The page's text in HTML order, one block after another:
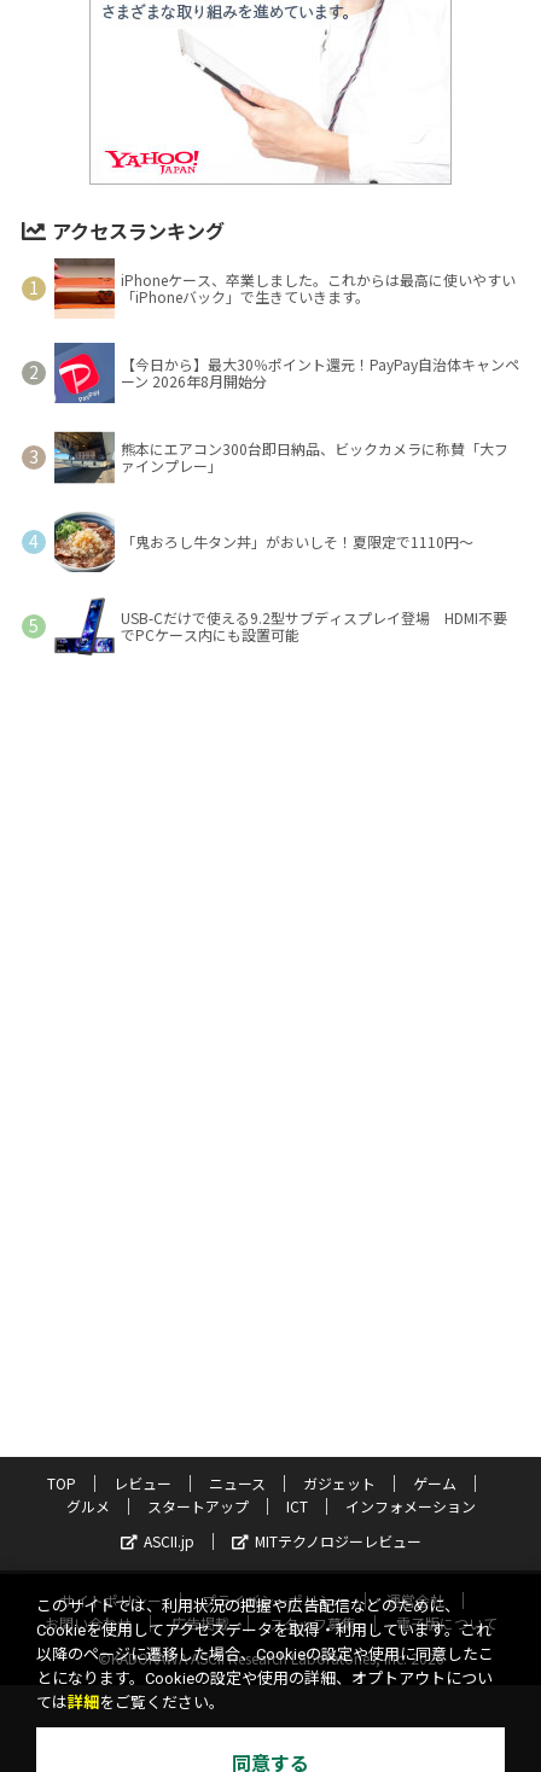
アクセスランキング
iPhoneケース、卒業しました。これからは最高に使いやすい
「iPhoneバック」で生きていきます。
【今日から】最大30％ポイント還元！PayPay自治体キャンペ
ーン 2026年8月開始分
熊本にエアコン300台即日納品、ビックカメラに称賛「大フ
ァインプレー」
「鬼おろし牛タン丼」がおいしそ！夏限定で1110円～
USB-Cだけで使える9.2型サブディスプレイ登場 HDMI不要
でPCケース内にも設置可能
TOP レビュー ニュース ガジェット
ゲーム
グルメ
スタートアップ ICT
インフォメーション
ASCII.jp
MITテクノロジーレビュー
サイトポリシー プライバシーポリシー
運営会社
お問い合わせ
広告掲載 スタッフ募集
電子版について
©KADOKAWA ASCII Research Laboratories, Inc. 2026
このサイトでは、利用状況の把握や広告配信などのために、
Cookieを使用してアクセスデータを取得・利用しています。これ
以降のページに遷移した場合、Cookieの設定や使用に同意したこ
とになります。Cookieの設定や使用の詳細、オプトアウトについ
ては詳細 をご覧ください。
同意する